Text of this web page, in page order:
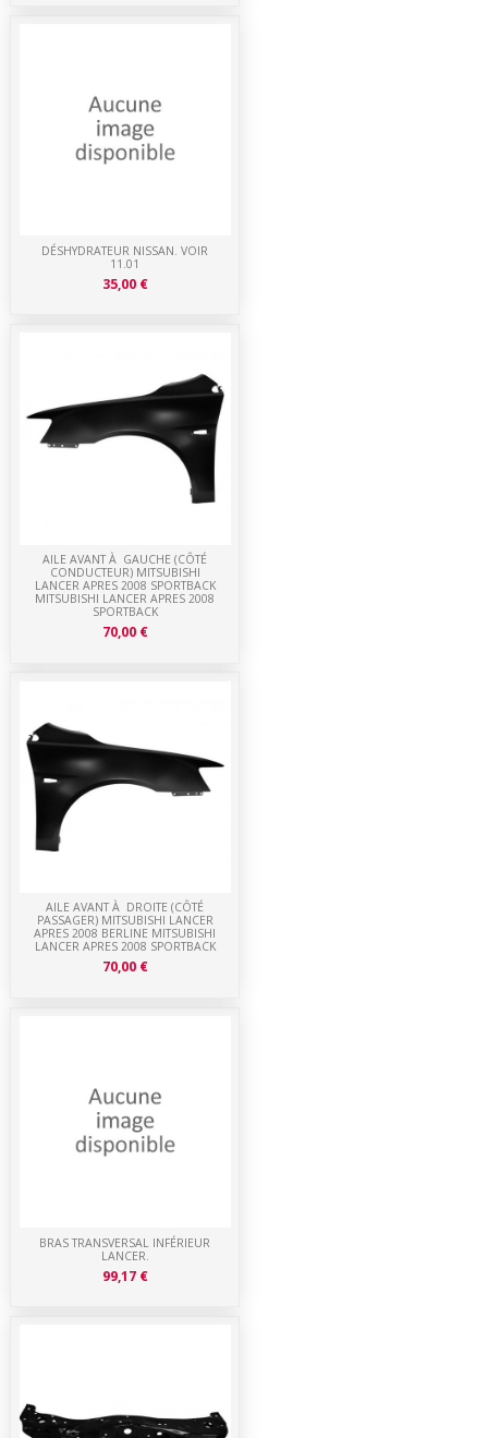
BRAS TRANSVERSAL INFÉRIEUR
LANCER.
99,17 €
AILE AVANT À DROITE (CÔTÉ
PASSAGER) MITSUBISHI LANCER
APRES 2008 BERLINE MITSUBISHI
LANCER APRES 2008 SPORTBACK
70,00 €
AILE AVANT À GAUCHE (CÔTÉ
CONDUCTEUR) MITSUBISHI
LANCER APRES 2008 SPORTBACK
MITSUBISHI LANCER APRES 2008
SPORTBACK
70,00 €
DÉSHYDRATEUR NISSAN. VOIR
11.01
35,00 €